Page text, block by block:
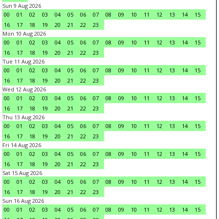
Sun 9 Aug 2026
00
01 02 03 04 05 06 07 08 09 10 11 12 13 14
15
16
17 18 19 20 21 22
23
Mon 10 Aug 2026
00
01 02 03 04 05 06 07 08 09 10 11 12 13 14
15
16
17 18 19 20 21 22
23
Tue 11 Aug 2026
00
01 02 03 04 05 06 07 08 09 10 11 12 13 14
15
16
17 18 19 20 21 22
23
Wed 12 Aug 2026
00
01 02 03 04 05 06 07 08 09 10 11 12 13 14
15
16
17 18 19 20 21 22
23
Thu 13 Aug 2026
00
01 02 03 04 05 06 07 08 09 10 11 12 13 14
15
16
17 18 19 20 21 22
23
Fri 14 Aug 2026
00
01 02 03 04 05 06 07 08 09 10 11 12 13 14
15
16
17 18 19 20 21 22
23
Sat 15 Aug 2026
00
01 02 03 04 05 06 07 08 09 10 11 12 13 14
15
16
17 18 19 20 21 22
23
Sun 16 Aug 2026
00
01 02 03 04 05 06 07 08 09 10 11 12 13 14
15